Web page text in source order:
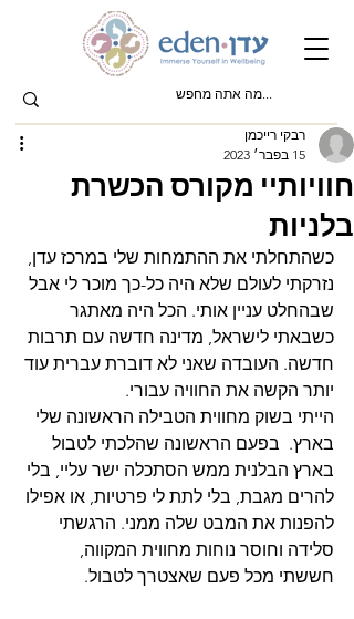
חוויותיי מקורס הכשרת
בלניות
רבקי רייכמן
15 בפבר׳ 2023
כשהתחלתי את ההתמחות שלי במרכז עדן,
נזרקתי לעולם שלא היה כל-כך מוכר לי אבל
שבהחלט עניין אותי. הכל היה מאתגר
כשבאתי לישראל, מדינה חדשה עם תרבות
חדשה. העובדה שאני לא דוברת עברית עוד
יותר הקשה את החוויה עבורי.
הייתי בשוק מחווית הטבילה הראשונה שלי
בארץ.  בפעם הראשונה שהלכתי לטבול
בארץ הבלנית ממש הסתכלה ישר עליי, בלי
להרים מגבת, בלי לתת לי פרטיות, או אפילו
להפנות את המבט שלה ממני. הרגשתי
סלידה וחוסר נוחות מחווית המקווה,
חששתי מכל פעם שאצטרך לטבול.